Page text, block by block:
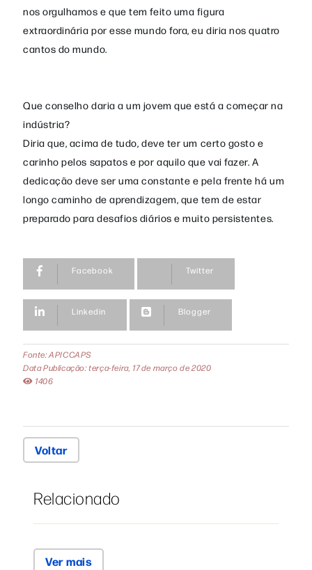
nos orgulhamos e que tem feito uma figura
extraordinária por esse mundo fora, eu diria nos quatro
cantos do mundo.
Que conselho daria a um jovem que está a começar na
indústria?
Diria que, acima de tudo, deve ter um certo gosto e
carinho pelos sapatos e por aquilo que vai fazer. A
dedicação deve ser uma constante e pela frente há um
longo caminho de aprendizagem, que tem de estar
preparado para desafios diários e muito persistentes.
Facebook Twitter
Linkedin Blogger
Fonte: APICCAPS
Data Publicação: terça-feira, 17 de março de 2020
1406
Voltar
Relacionado
Ver mais